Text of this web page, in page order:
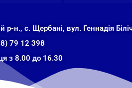
р-н., с. Щербані, вул. Геннадія
79 12 398
з 8.00 до 16.30